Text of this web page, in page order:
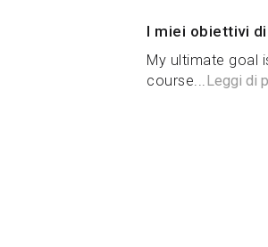
I miei obiettivi
My ultimate goal
course... Leggi di